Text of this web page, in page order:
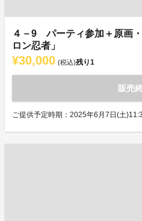
４－9 パーティ参加＋原画
ロン忍者」
¥30,000 (税込)残り1
販売
ご提供予定時期：2025年6月7日(土